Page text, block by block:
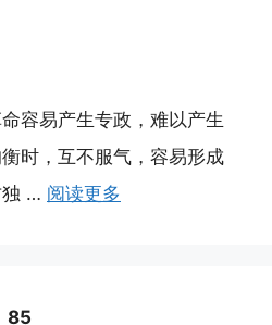
容易产生专政，难以产生
时，互不服气，容易形成
独 … 阅读更多
页
85